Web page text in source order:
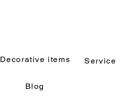
Decorative items Service
Blog